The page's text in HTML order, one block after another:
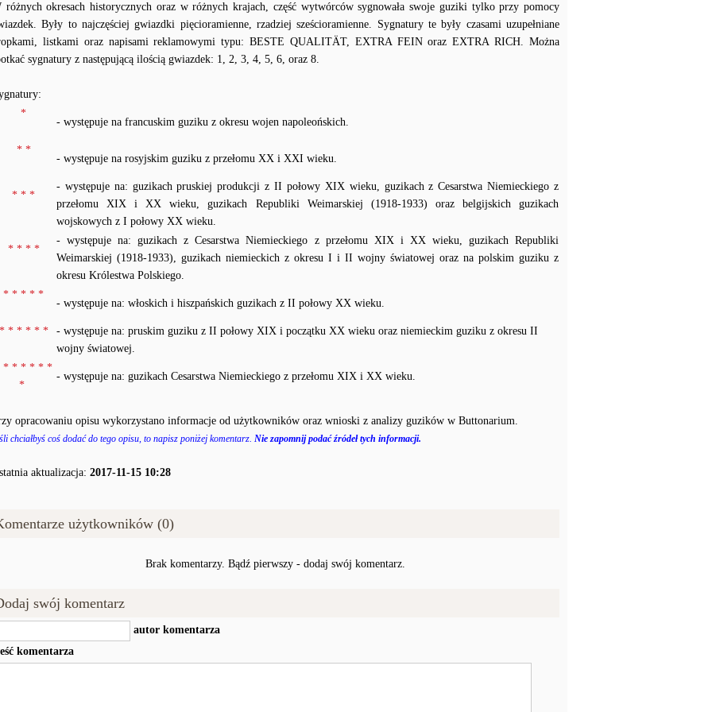
różnych okresach historycznych oraz w różnych krajach, część wytwórców sygnowała swoje guziki tylko przy pomocy
Były to najczęściej gwiazdki pięcioramienne, rzadziej sześcioramienne. Sygnatury te były czasami uzupełniane
listkami oraz napisami reklamowymi typu: BESTE QUALITÄT, EXTRA FEIN oraz EXTRA RICH. Można
sygnatury z następującą ilością gwiazdek: 1, 2, 3, 4, 5, 6, oraz 8.
*
- występuje na francuskim guziku z okresu wojen napoleońskich.
* *
- występuje na rosyjskim guziku z przełomu XX i XXI wieku.
* * *
- występuje na: guzikach pruskiej produkcji z II połowy XIX wieku, guzikach z Cesarstwa Niemieckiego z
przełomu XIX i XX wieku, guzikach Republiki Weimarskiej (1918-1933) oraz belgijskich guzikach
wojskowych z I połowy XX wieku.
* * * *
- występuje na: guzikach z Cesarstwa Niemieckiego z przełomu XIX i XX wieku, guzikach Republiki
Weimarskiej (1918-1933), guzikach niemieckich z okresu I i II wojny światowej oraz na polskim guziku z
okresu Królestwa Polskiego.
* * * * *
- występuje na: włoskich i hiszpańskich guzikach z II połowy XX wieku.
* * * * * *
- występuje na: pruskim guziku z II połowy XIX i początku XX wieku oraz niemieckim guziku z okresu II
wojny światowej.
* * * * * *
*
- występuje na: guzikach Cesarstwa Niemieckiego z przełomu XIX i XX wieku.
opracowaniu opisu wykorzystano informacje od użytkowników oraz wnioski z analizy guzików w Buttonarium.
chciałbyś coś dodać do tego opisu, to napisz poniżej komentarz. Nie zapomnij podać źródeł tych informacji.
aktualizacja: 2017-11-15 10:28
użytkowników (0)
Brak komentarzy. Bądź pierwszy - dodaj swój komentarz.
swój komentarz
autor komentarza
komentarza